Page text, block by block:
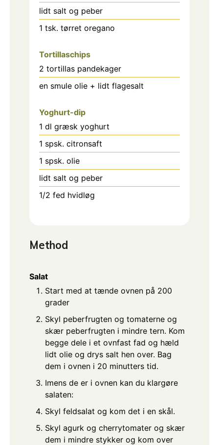
lidt salt og peber
1 tsk. tørret oregano
Tortillaschips
2 tortillas pandekager
en smule olie + lidt flagesalt
Yoghurt-dip
1 dl græsk yoghurt
1 spsk. citronsaft
1 spsk. olie
lidt salt og peber
1/2 fed hvidløg
Method
Salat
Start med at tænde ovnen på 200
grader
Skyl peberfrugten og tomaterne og
skær peberfrugten i mindre tern. Kom
begge dele i et ovnfast fad og hæld
lidt olie og drys salt hen over. Bag
dem i ovnen i 20 minutters tid.
Imens de er i ovnen kan du klargøre
salaten:
Skyl feldsalat og kom det i en skål.
Skyl agurk og cherrytomater og skær
dem i mindre stykker og kom over